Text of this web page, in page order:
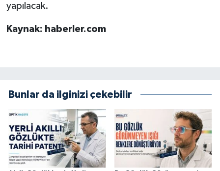
yapılacak.
Kaynak: haberler.com
Bunlar da ilginizi çekebilir